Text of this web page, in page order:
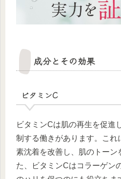
成分とその効果
ビタミンC
ビタミンCは肌の再生を促進
制する働きがあります。これ
素沈着を改善し、肌のトーン
た、ビタミンCはコラーゲン